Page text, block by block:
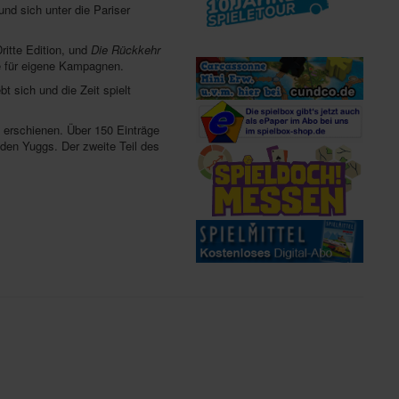
sich unter die Pariser
Edition, und Die Rückkehr
eigene Kampagnen.
sich und die Zeit spielt
erschienen. Über 150 Einträge
Yuggs. Der zweite Teil des